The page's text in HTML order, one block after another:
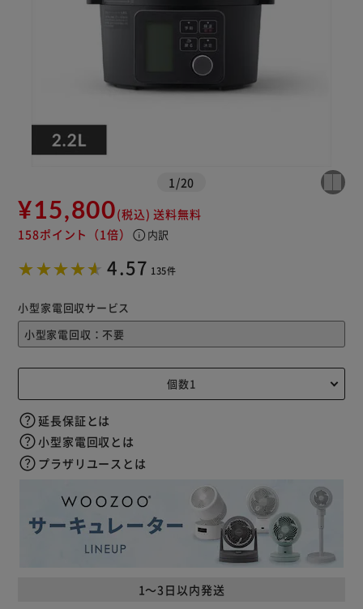
1 /20
¥15,800(税込) 送料無料
158ポイント （1倍） info 内訳
4.57 135件
1～3日以内発送
小型家電回収サービス
延長保証とは
小型家電回収とは
プラザリユースとは
※ご確認ください
購入手続きへ